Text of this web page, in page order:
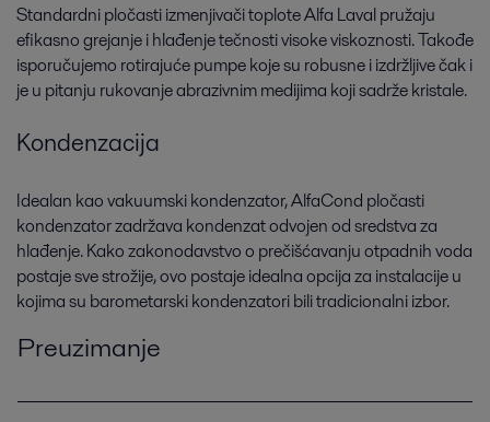
Standardni pločasti izmenjivači toplote Alfa Laval pružaju
efikasno grejanje i hlađenje tečnosti visoke viskoznosti. Takođe
isporučujemo rotirajuće pumpe koje su robusne i izdržljive čak i
je u pitanju rukovanje abrazivnim medijima koji sadrže kristale.
Kondenzacija
Idealan kao vakuumski kondenzator, AlfaCond pločasti
kondenzator zadržava kondenzat odvojen od sredstva za
hlađenje. Kako zakonodavstvo o prečišćavanju otpadnih voda
postaje sve strožije, ovo postaje idealna opcija za instalacije u
kojima su barometarski kondenzatori bili tradicionalni izbor.
Preuzimanje